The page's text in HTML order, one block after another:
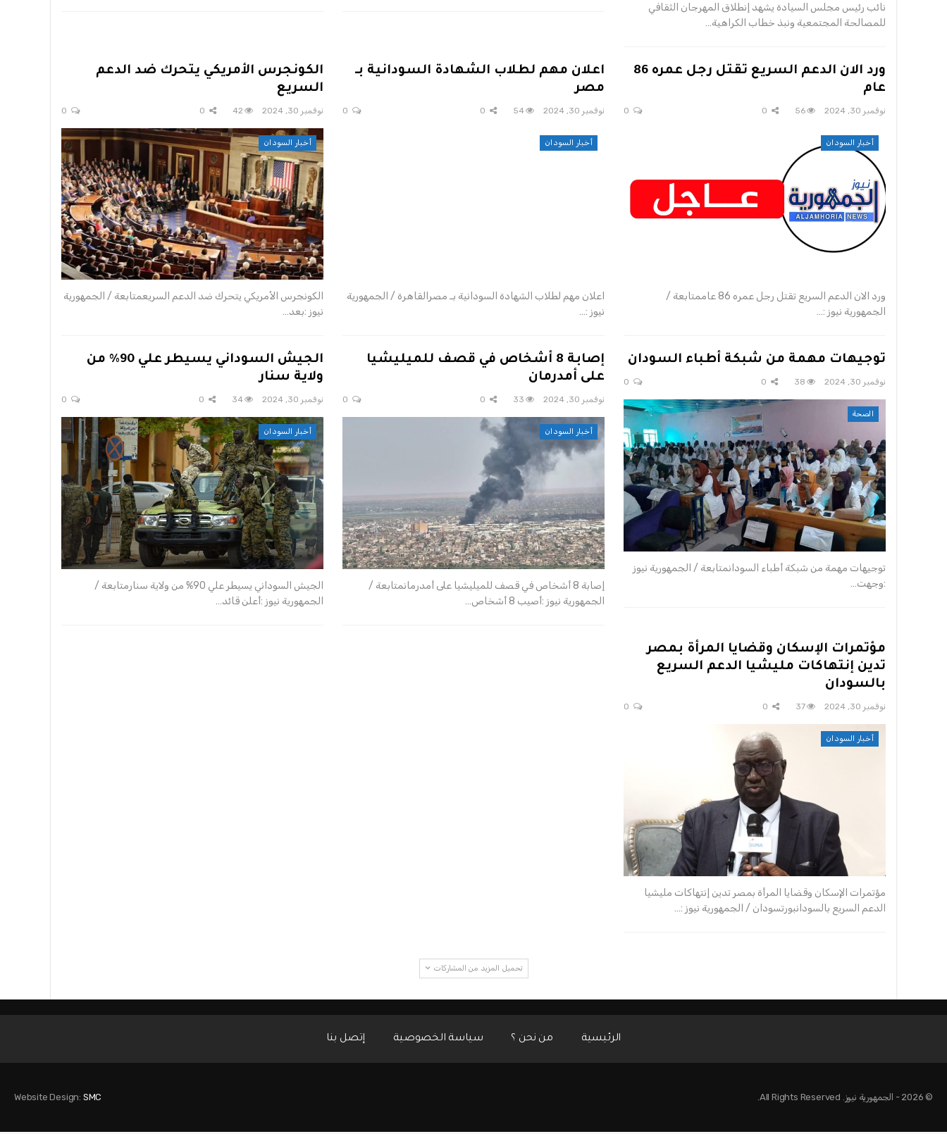
نائب رئيس مجلس السيادة يشهد إنطلاق المهرجان الثقافي
للمصالحة المجتمعية ونبذ خطاب الكراهية…
ورد الان الدعم السريع تقتل رجل عمره 86
عام
نوفمبر 30, 2024 56
أخبار السودان
ورد الان الدعم السريع تقتل رجل عمره 86 عاممتابعة /
الجمهورية نيوز :…
اعلان مهم لطلاب الشهادة السودانية بـ
مصر
نوفمبر 30, 2024 54
أخبار السودان
اعلان مهم لطلاب الشهادة السودانية بـ مصرالقاهرة / الجمهورية
نيوز :…
الكونجرس الأمريكي يتحرك ضد الدعم
السريع
نوفمبر 30, 2024 42
أخبار السودان
الكونجرس الأمريكي يتحرك ضد الدعم السريعمتابعة / الجمهورية
نيوز :بعد…
توجيهات مهمة من شبكة أطباء السودان
نوفمبر 30, 2024 38
الصحة
توجيهات مهمة من شبكة أطباء السودانمتابعة / الجمهورية نيوز
:وجهت…
إصابة 8 أشخاص في قصف للميليشيا
على أمدرمان
نوفمبر 30, 2024 33
أخبار السودان
إصابة 8 أشخاص في قصف للميليشيا على أمدرمانمتابعة /
الجمهورية نيوز :أصيب 8 أشخاص…
الجيش السوداني يسيطر علي 90% من
ولاية سنار
نوفمبر 30, 2024 34
أخبار السودان
الجيش السوداني يسيطر علي 90% من ولاية سنارمتابعة /
الجمهورية نيوز :أعلن قائد…
مؤتمرات الإسكان وقضايا المرأة بمصر
تدين إنتهاكات مليشيا الدعم السريع
بالسودان
نوفمبر 30, 2024 37
أخبار السودان
مؤتمرات الإسكان وقضايا المرأة بمصر تدين إنتهاكات مليشيا
الدعم السريع بالسودانبورتسودان / الجمهورية نيوز :…
تحميل المزيد من المشاركات
الرئيسية من نحن ؟ سياسة الخصوصية إتصل بنا
© 2026 - الجمهورية نيوز. All Rights Reserved. Website Design: SMC